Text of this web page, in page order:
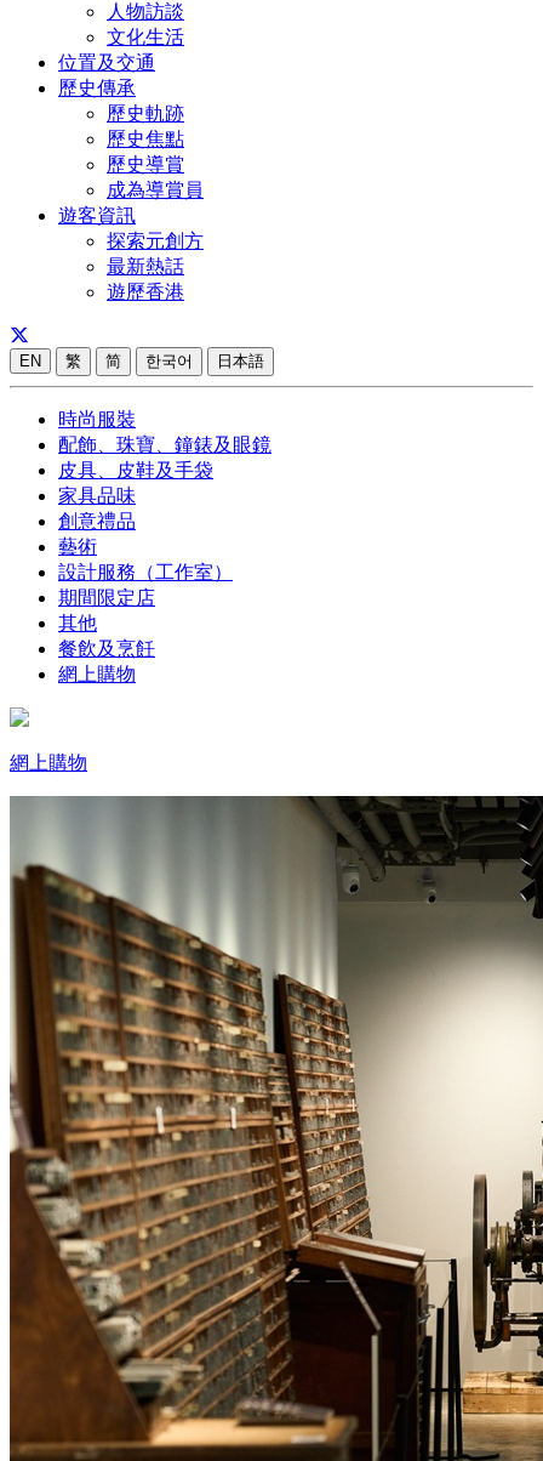
人物訪談
文化生活
位置及交通
歷史傳承
歷史軌跡
歷史焦點
歷史導賞
成為導賞員
遊客資訊
探索元創方
最新熱話
遊歷香港
EN 繁 简 한국어 日本語
時尚服裝
配飾、珠寶、鐘錶及眼鏡
皮具、皮鞋及手袋
家具品味
創意禮品
藝術
設計服務（工作室）
期間限定店
其他
餐飲及烹飪
網上購物
網上購物